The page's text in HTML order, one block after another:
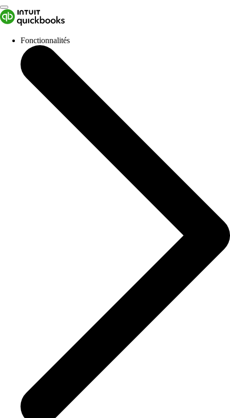
Fonctionnalités